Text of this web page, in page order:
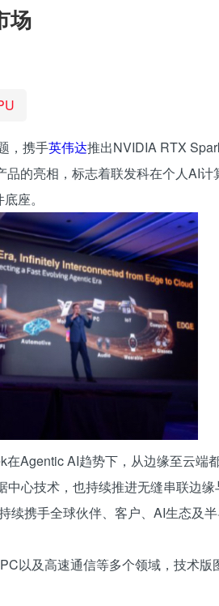
场
，携手英伟达推出NVIDIA RTX
的亮相，标志着联发科在个人AI计
座。
在Agentic AI趋势下，从边缘至云端
心技术，也持续推进无缝串联边
携手全球伙伴、客户、AI生态及半
以及高速通信等多个领域，技术版